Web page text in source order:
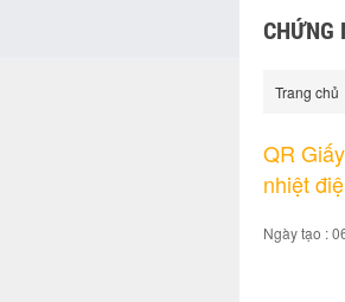
CHỨNG
Trang chủ
QR
nhiệt
Ngày tạo :